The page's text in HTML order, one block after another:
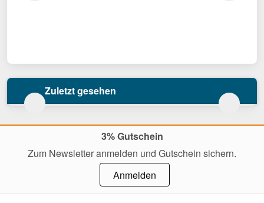
Zuletzt gesehen
3% Gutschein
Zum Newsletter anmelden und Gutschein sichern.
Anmelden